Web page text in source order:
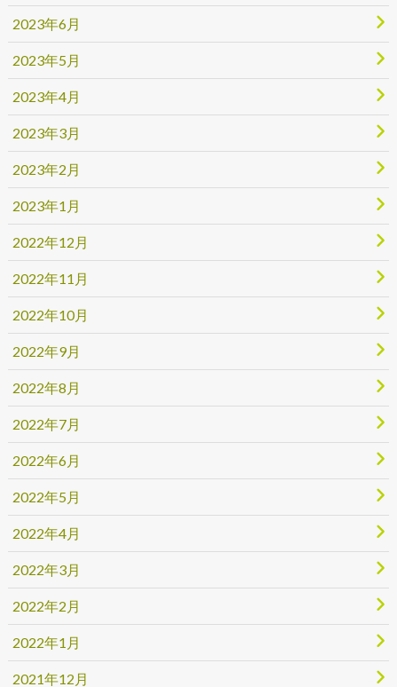
2023年6月
2023年5月
2023年4月
2023年3月
2023年2月
2023年1月
2022年12月
2022年11月
2022年10月
2022年9月
2022年8月
2022年7月
2022年6月
2022年5月
2022年4月
2022年3月
2022年2月
2022年1月
2021年12月